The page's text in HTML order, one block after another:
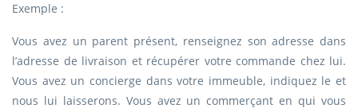
Exemple :
Vous avez un parent présent, renseignez son adresse dans
l’adresse de livraison et récupérer votre commande chez lui.
Vous avez un concierge dans votre immeuble, indiquez le et
nous lui laisserons. Vous avez un commerçant en qui vous